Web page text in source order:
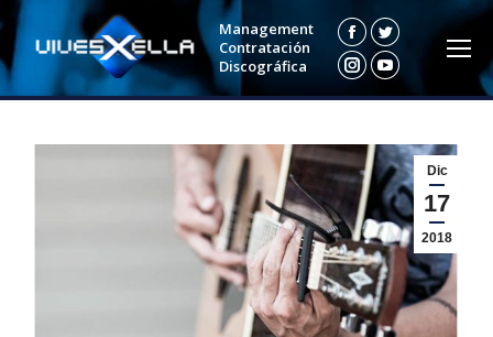
Management
Contratación
Discográfica
FacebookTwitter
Instagram
YouTube
Dic
17
2018